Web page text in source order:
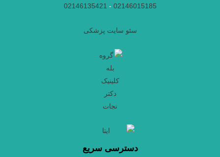
02146015185
-
02146135421
سئو سایت پزشکی
دسترسی سریع